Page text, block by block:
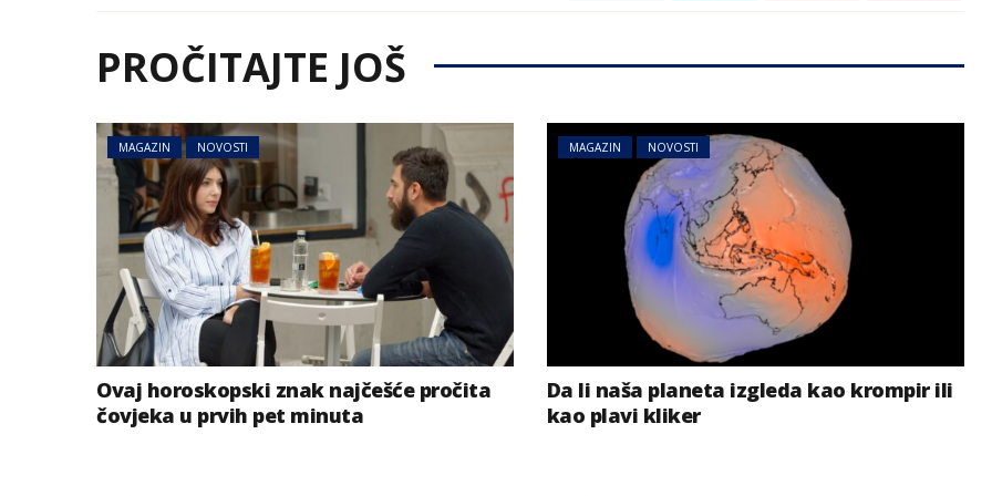
PROČITAJTE JOŠ
MAGAZIN NOVOSTI
Ovaj horoskopski znak najčešće pročita
čovjeka u prvih pet minuta
MAGAZIN NOVOSTI
Da li naša planeta izgleda kao krompir ili
kao plavi kliker